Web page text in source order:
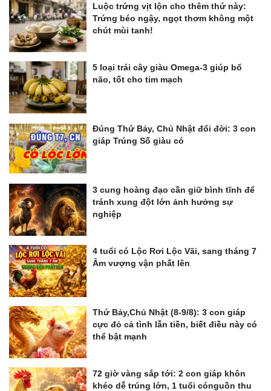
Luộc trứng vịt lộn cho thêm thứ này:
Trứng béo ngậy, ngọt thơm không một
chút mùi tanh!
5 loại trái cây giàu Omega-3 giúp bổ
não, tốt cho tim mạch
Đúng Thứ Bảy, Chủ Nhật đổi đời: 3 con
giáp Trúng Số giàu có
3 cung hoàng đạo cần giữ bình tĩnh để
tránh xung đột lớn ảnh hưởng sự
nghiệp
4 tuổi có Lộc Rơi Lộc Vãi, sang tháng 7
Âm vượng vận phất lên
Thứ Bảy,Chủ Nhật (8-9/8): 3 con giáp
cực đỏ cả tình lẫn tiền, biết điều này có
thể bật mạnh
72 giờ vàng sắp tới: 2 con giáp khôn
khéo dễ trúng lớn, 1 tuổi cónguồn thu